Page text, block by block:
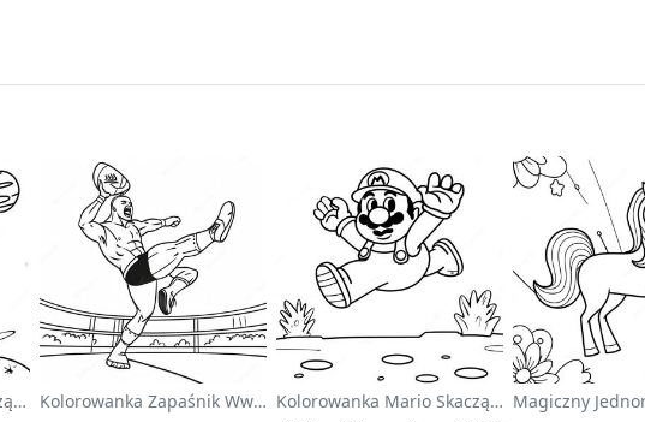
Uroczy Astronauta Unoszący Się W Kosmosie - Kolorowanka Kolorowanka Zapaśnik Wwe Skaczący Na Przeciwnika Kolorowanka Mario Skaczący Nad Goombami